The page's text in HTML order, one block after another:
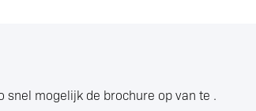
mogelijk de brochure op van te .